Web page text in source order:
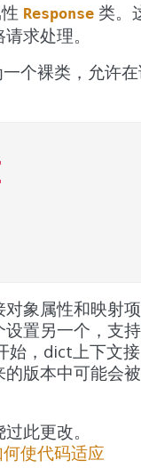
Response 类。
求处理。
个裸类，允许
象属性和映射
置另一个，支
始，dict上下文
版本中可能会
此更改。
使代码适应